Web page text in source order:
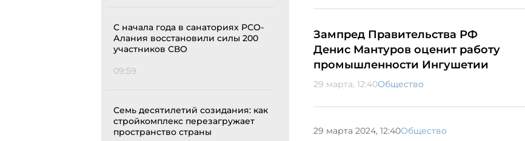
С начала года в санаториях РСО-
Алания восстановили силы 200
участников СВО
09:59
Семь десятилетий созидания: как
стройкомплекс перезагружает
пространство страны
Зампред Правительства РФ
Денис Мантуров оценит работу
промышленности Ингушетии
29 марта, 12:40Общество
29 марта 2024, 12:40Общество